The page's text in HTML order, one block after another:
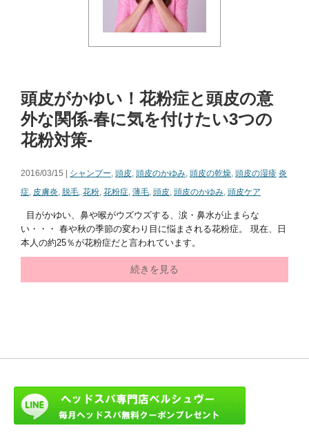
頭皮がかゆい！花粉症と頭皮の意
外な関係-春に気を付けたい3つの
花粉対策-
2016/03/15 | シャンプー, 頭皮, 頭皮のかゆみ, 頭皮の乾燥, 頭皮の湿疹 炎
症, 皮膚炎, 脱毛, 花粉, 花粉症, 薄毛, 頭皮, 頭皮のかゆみ, 頭皮ケア
目がかゆい、鼻や喉がウズウズする、涙・鼻水が止まらな
い・・・ 春や秋の季節の変わり目に悩まされる花粉症。 現在、日
本人の約25％が花粉症だと言われています。
続きを見る